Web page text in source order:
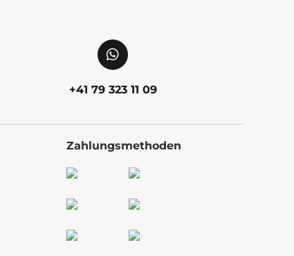
+41 79 323 11 09
Zahlungsmethoden